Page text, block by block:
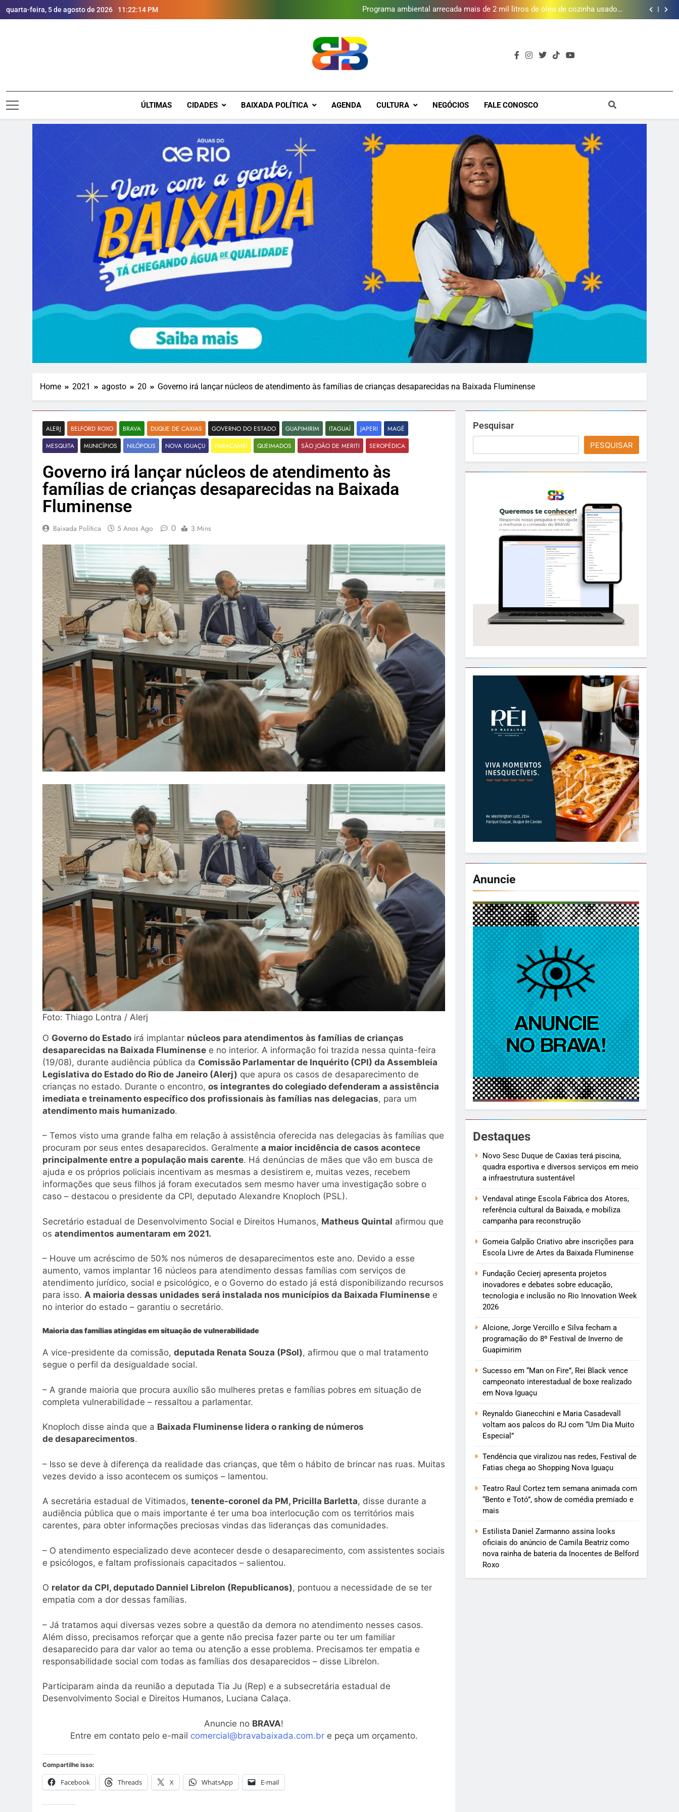
quarta-feira, 5 de agosto de 2026 11:22:15 PM
Fluminense
Programa ambiental arrecada mais de 2 mil litros de óleo de cozinha usado e
amplia rede de coleta em 18 municípios
Novo Sesc Duque de Caxias terá piscina, quadra esportiva e diversos serviços em
Gomeia Galpão Criativo abre inscrições para Escola Livre de Artes da Baixada
Programa ambiental arrecada mais de 2 mil litros de óleo de cozinha usado e
amplia rede de coleta em 18 municípios
Novo Sesc Duque de Caxias terá piscina, quadra esportiva e diversos serviços em
Vendaval atinge Escola Fábrica dos Atores, referência cultural da Baixada, e
Brava Baixada
ÚLTIMAS CIDADES BAIXADA POLÍTICA AGENDA CULTURA NEGÓCIOS FALE CONOSCO
Home 2021 agosto 20 Governo irá lançar núcleos de atendimento às famílias de crianças desaparecidas na Baixada Fluminense
ALERJ BELFORD ROXO BRAVA DUQUE DE CAXIAS GOVERNO DO ESTADO GUAPIMIRIM ITAGUAÍ JAPERI
MAGÉ
MESQUITA
MUNICÍPIOS NILÓPOLIS NOVA IGUAÇU PARACAMBI QUEIMADOS SÃO JOÃO DE MERITI SEROPÉDICA
Governo irá lançar núcleos de atendimento às
famílias de crianças desaparecidas na Baixada
Fluminense
Baixada Política 5 Anos Ago 0 3 Mins
Foto: Thiago Lontra / Alerj
O Governo do Estado irá implantar núcleos para atendimentos às famílias de crianças
desaparecidas na Baixada Fluminense e no interior. A informação foi trazida nessa quinta-feira
(19/08), durante audiência pública da Comissão Parlamentar de Inquérito (CPI) da Assembleia
Legislativa do Estado do Rio de Janeiro (Alerj) que apura os casos de desaparecimento de
crianças no estado. Durante o encontro, os integrantes do colegiado defenderam a assistência
imediata e treinamento específico dos profissionais às famílias nas delegacias, para um
atendimento mais humanizado.
– Temos visto uma grande falha em relação à assistência oferecida nas delegacias às famílias que
procuram por seus entes desaparecidos. Geralmente a maior incidência de casos acontece
principalmente entre a população mais carente. Há denúncias de mães que vão em busca de
ajuda e os próprios policiais incentivam as mesmas a desistirem e, muitas vezes, recebem
informações que seus filhos já foram executados sem mesmo haver uma investigação sobre o
caso – destacou o presidente da CPI, deputado Alexandre Knoploch (PSL).
Secretário estadual de Desenvolvimento Social e Direitos Humanos, Matheus Quintal afirmou que
os atendimentos aumentaram em 2021.
– Houve um acréscimo de 50% nos números de desaparecimentos este ano. Devido a esse
aumento, vamos implantar 16 núcleos para atendimento dessas famílias com serviços de
atendimento jurídico, social e psicológico, e o Governo do estado já está disponibilizando recursos
para isso. A maioria dessas unidades será instalada nos municípios da Baixada Fluminense e
no interior do estado – garantiu o secretário.
Maioria das famílias atingidas em situação de vulnerabilidade
A vice-presidente da comissão, deputada Renata Souza (PSol), afirmou que o mal tratamento
segue o perfil da desigualdade social.
– A grande maioria que procura auxílio são mulheres pretas e famílias pobres em situação de
completa vulnerabilidade – ressaltou a parlamentar.
Knoploch disse ainda que a Baixada Fluminense lidera o ranking de números
de desaparecimentos.
– Isso se deve à diferença da realidade das crianças, que têm o hábito de brincar nas ruas. Muitas
vezes devido a isso acontecem os sumiços – lamentou.
A secretária estadual de Vitimados, tenente-coronel da PM, Pricilla Barletta, disse durante a
audiência pública que o mais importante é ter uma boa interlocução com os territórios mais
carentes, para obter informações preciosas vindas das lideranças das comunidades.
– O atendimento especializado deve acontecer desde o desaparecimento, com assistentes sociais
e psicólogos, e faltam profissionais capacitados – salientou.
O relator da CPI, deputado Danniel Librelon (Republicanos), pontuou a necessidade de se ter
empatia com a dor dessas famílias.
– Já tratamos aqui diversas vezes sobre a questão da demora no atendimento nesses casos.
Além disso, precisamos reforçar que a gente não precisa fazer parte ou ter um familiar
desaparecido para dar valor ao tema ou atenção a esse problema. Precisamos ter empatia e
responsabilidade social com todas as famílias dos desaparecidos – disse Librelon.
Participaram ainda da reunião a deputada Tia Ju (Rep) e a subsecretária estadual de
Desenvolvimento Social e Direitos Humanos, Luciana Calaça.
Anuncie no BRAVA!
Entre em contato pelo e-mail comercial@bravabaixada.com.bre peça um orçamento.
Compartilhe isso:
Facebook Threads X WhatsApp E-mail
Pesquisar
PESQUISAR
Anuncie
Destaques
Novo Sesc Duque de Caxias terá piscina,
quadra esportiva e diversos serviços em meio
a infraestrutura sustentável
Vendaval atinge Escola Fábrica dos Atores,
referência cultural da Baixada, e mobiliza
campanha para reconstrução
Gomeia Galpão Criativo abre inscrições para
Escola Livre de Artes da Baixada Fluminense
Fundação Cecierj apresenta projetos
inovadores e debates sobre educação,
tecnologia e inclusão no Rio Innovation Week
2026
Alcione, Jorge Vercillo e Silva fecham a
programação do 8º Festival de Inverno de
Guapimirim
Sucesso em “Man on Fire”, Rei Black vence
campeonato interestadual de boxe realizado
em Nova Iguaçu
Reynaldo Gianecchini e Maria Casadevall
voltam aos palcos do RJ com “Um Dia Muito
Especial”
Tendência que viralizou nas redes, Festival de
Fatias chega ao Shopping Nova Iguaçu
Teatro Raul Cortez tem semana animada com
“Bento e Totó”, show de comédia premiado e
mais
Estilista Daniel Zarmanno assina looks
oficiais do anúncio de Camila Beatriz como
nova rainha de bateria da Inocentes de Belford
Roxo